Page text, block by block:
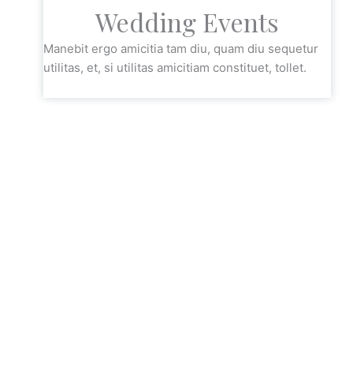
Wedding Events
Manebit ergo amicitia tam diu, quam diu sequetur
utilitas, et, si utilitas amicitiam constituet, tollet.